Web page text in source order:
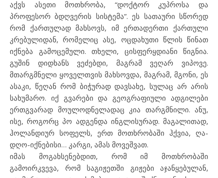
აქვს ასეთი მოთხრობა, “დოქტორ კუპროსა და
პროფესორ ბდღვერის სისტემა”. ეს სათაური სწორედ
რომ ქართულად მახსოვს, იმ ერთადერთი ქართული
კრებულიდან, რომელიც ასე, ოცდახუთი წლის წინათ
იქნება გამოცემული. თხელი, ცისფერყდიანი წიგნია.
გუშინ დიდხანს ვეძებდი, მაგრამ ვეღარ ვიპოვე.
მთარგმნელი ყოველთვის მახსოვდა, მაგრამ, მგონი, ეს
ასაკი, წეღან რომ ბიჭურად დავსახე, სულაც არ არის
სახუმარო. იქ გვარები და გეოგრაფიული ადგილები
ერთგვარად მოულოდნელადაც კია თარგმნილი. ანუ,
ისე, როგორც პო ადგენდა ინგლისურად. მაგალითად,
ჰოლანდიურ სოფელს, ერთ მოთხრობაში ჰქვია, ღა-
დღო-იქნებისი… კარგი, ამას მოვეშვათ.
იმას მოგახსენებდით, რომ იმ მოთხრობაში
გამოირკვევა, რომ საგიჟეთში გიჟები აჯანყებულან,